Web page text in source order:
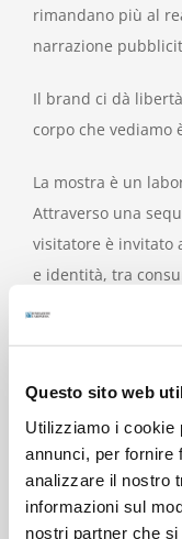
Questo sito web
Utilizziamo i cookie
annunci, per fornire
analizzare il nostro
informazioni sul
nostri partner che
rimandano più al
narrazione
Il brand ci dà
corpo che vediamo
La mostra è un
Attraverso una
visitatore è invitato
e identità, tra
numero di manifesti
Collezione Salce di
Bellenda – Galleria
e Archivio della
Parma, della Civica